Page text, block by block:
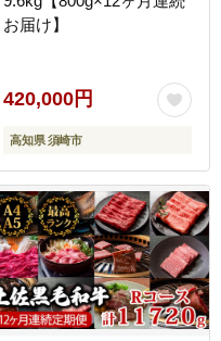
お届け】
420,000円
高知県 須崎市